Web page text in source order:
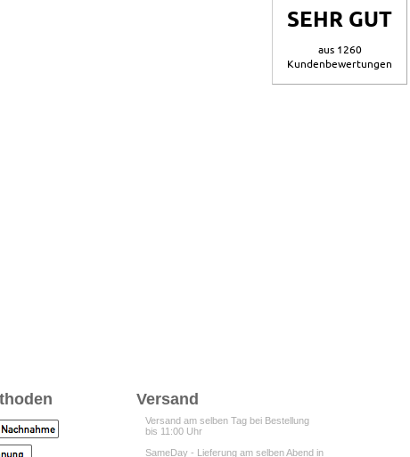
SEHR GUT
aus 1260
Kundenbewertungen
Versand
Versand am selben Tag bei Bestellung
bis 11:00 Uhr
SameDay - Lieferung am selben Abend in